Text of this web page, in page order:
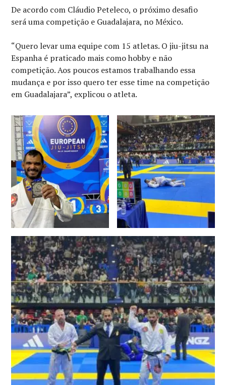
De acordo com Cláudio Peteleco, o próximo desafio
será uma competição e Guadalajara, no México.
“Quero levar uma equipe com 15 atletas. O jiu-jitsu na
Espanha é praticado mais como hobby e não
competição. Aos poucos estamos trabalhando essa
mudança e por isso quero ter esse time na competição
em Guadalajara”, explicou o atleta.